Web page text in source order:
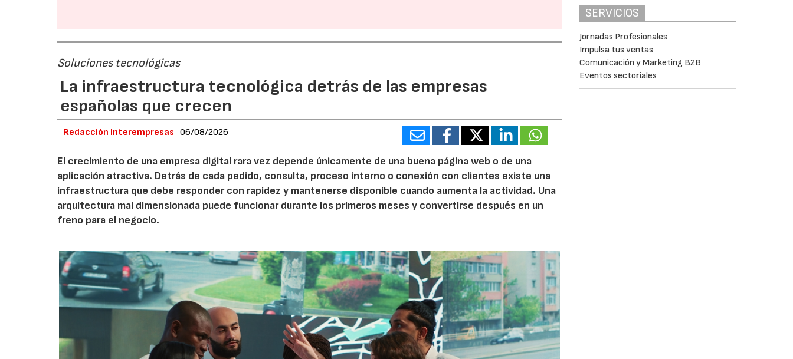
Soluciones tecnológicas
La infraestructura tecnológica detrás de las empresas
españolas que crecen
Redacción Interempresas 06/08/2026
El crecimiento de una empresa digital rara vez depende únicamente de una buena página web o de una
aplicación atractiva. Detrás de cada pedido, consulta, proceso interno o conexión con clientes existe una
infraestructura que debe responder con rapidez y mantenerse disponible cuando aumenta la actividad. Una
arquitectura mal dimensionada puede funcionar durante los primeros meses y convertirse después en un
freno para el negocio.
SERVICIOS
Jornadas Profesionales
Impulsa tus ventas
Comunicación y Marketing B2B
Eventos sectoriales